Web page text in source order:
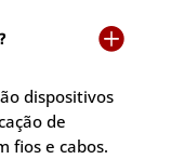

dispositivos
de
fios e cabos.